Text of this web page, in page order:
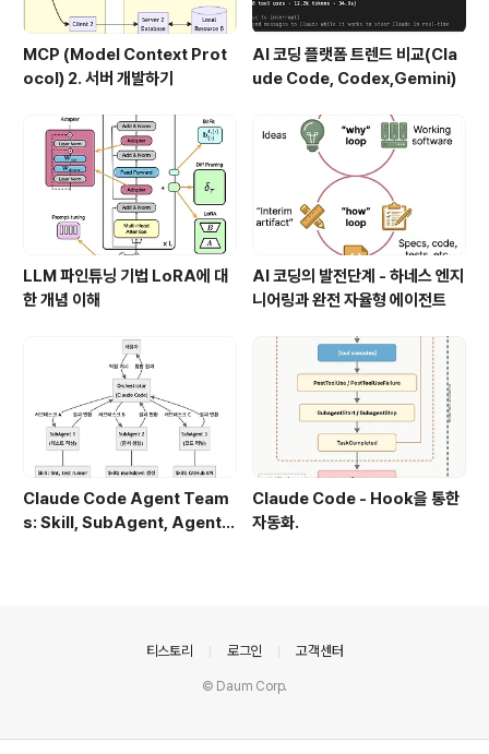
MCP (Model Context Prot
ocol) 2. 서버 개발하기
AI 코딩 플랫폼 트렌드 비교(Cla
ude Code, Codex,Gemini)
LLM 파인튜닝 기법 LoRA에 대
한 개념 이해
AI 코딩의 발전단계 - 하네스 엔지
니어링과 완전 자율형 에이전트
Claude Code Agent Team
s: Skill, SubAgent, Agent T
Claude Code - Hook을 통한
자동화.
티스토리 로그인 고객센터
© Daum Corp.